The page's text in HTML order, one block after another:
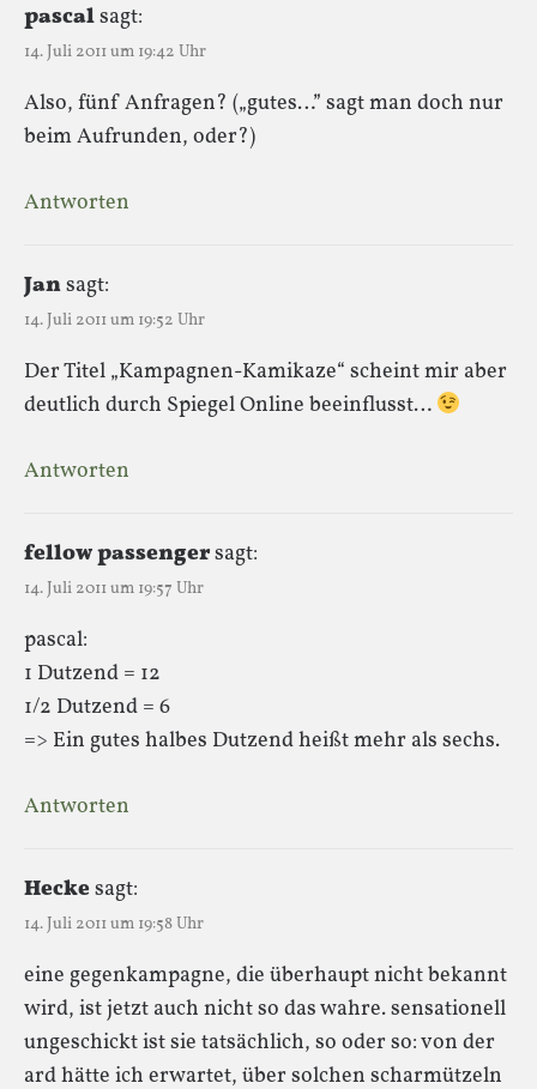
pascalsagt:
14. Juli 2011 um 19:42 Uhr
Also, fünf Anfragen? („gutes…” sagt man doch nur
beim Aufrunden, oder?)
Antworten
Jansagt:
14. Juli 2011 um 19:52 Uhr
Der Titel „Kampagnen-Kamikaze“ scheint mir aber
deutlich durch Spiegel Online beeinflusst…
Antworten
fellow passengersagt:
14. Juli 2011 um 19:57 Uhr
pascal:
1 Dutzend = 12
1/2 Dutzend = 6
=> Ein gutes halbes Dutzend heißt mehr als sechs.
Antworten
Heckesagt:
14. Juli 2011 um 19:58 Uhr
eine gegenkampagne, die überhaupt nicht bekannt
wird, ist jetzt auch nicht so das wahre. sensationell
ungeschickt ist sie tatsächlich, so oder so: von der
ard hätte ich erwartet, über solchen scharmützeln